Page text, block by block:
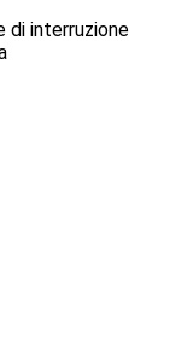
di interruzione